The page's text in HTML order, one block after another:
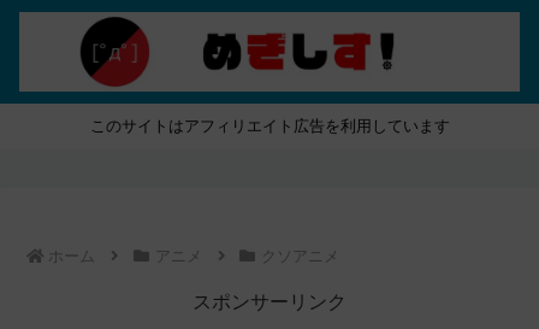
このサイトはアフィリエイト広告を利用しています
ホーム アニメ クソアニメ
スポンサーリンク